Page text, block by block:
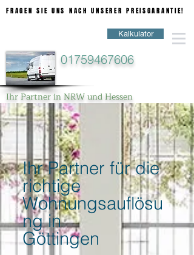
Kalkulator
01759467606
FRAGEN SIE UNS NACH UNSERER PREISGARANTIE!
FRAGEN SIE UNS NACH UNSERER PREISGARANTIE!
Ihr Partner in NRW und Hessen
Ihr Partner für die
richtige
Wohnungsauflösu
ng in
Göttingen